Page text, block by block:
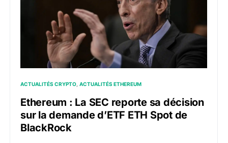
ACTUALITÉS CRYPTO ACTUALITÉS ETHEREUM
Ethereum : La SEC reporte sa décision
sur la demande d’ETF ETH Spot de
BlackRock